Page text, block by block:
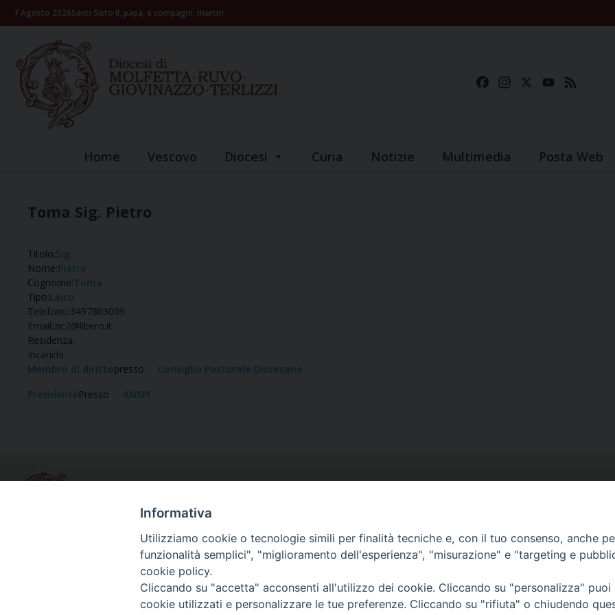
Skip7 Agosto 2026Santi Sisto II, papa, e compagni, martiri
FacebookInstagramYouTube
Home Vescovo Diocesi Curia Notizie Multimedia Posta Web
Toma Sig. Pietro
Titolo:Sig.
Nome:Pietro
Cognome:Toma
Tipo:Laico
Telefono:3497803009
Email:zic2@libero.it
Residenza:
Incarichi
Membro di dirittopresso
Consiglio Pastorale Diocesano
PresidentePresso ANSPI
Piazza Giovene 4 – 70056 Molfetta (BA)
Ufficio Comunicazioni sociali
Piazza Giovene 4 – 70056 Molfetta (BA)
comunicazionisociali@diocesimolfetta.it
Informativa
Utilizziamo cookie o tecnologie simili per finalità tecniche e, con il tuo consenso, anche
funzionalità semplici", "miglioramento dell'esperienza", "misurazione" e "targeting e
cookie policy.
Cliccando su "accetta" acconsenti all'utilizzo dei cookie. Cliccando su "personalizza"
cookie utilizzati e personalizzare le tue preferenze. Cliccando su "rifiuta" o chiudendo